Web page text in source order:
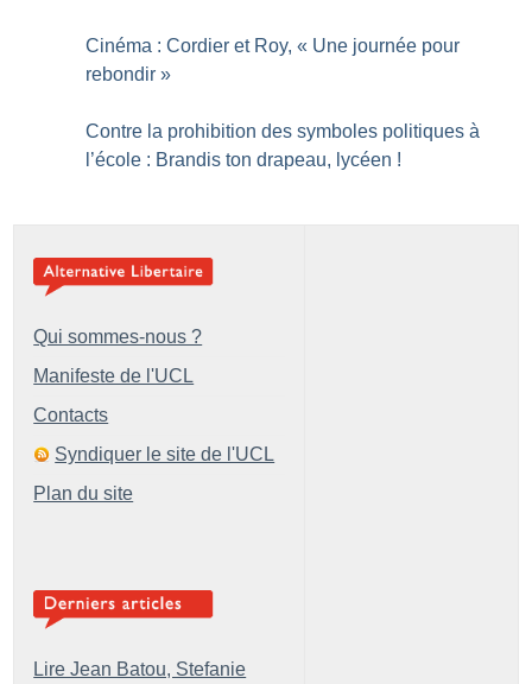
Cinéma : Cordier et Roy, « Une journée pour
rebondir »
Contre la prohibition des symboles politiques à
l’école : Brandis ton drapeau, lycéen !
Qui sommes-nous ?
Manifeste de l'UCL
Contacts
Syndiquer le site de l'UCL
Plan du site
Lire Jean Batou, Stefanie